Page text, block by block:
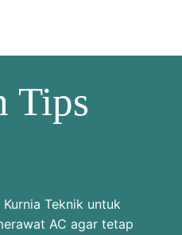
Tips
Teknik untuk
AC agar tetap